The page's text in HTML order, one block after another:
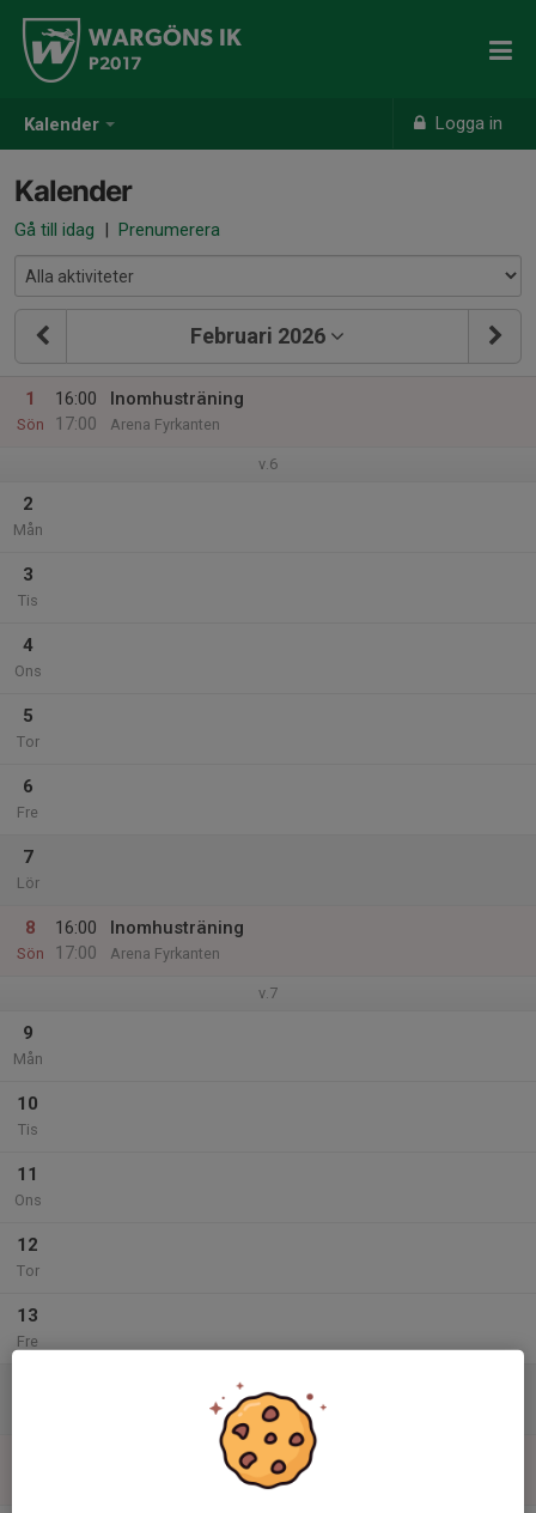
Kalender Logga in
WARGÖNS IK
P2017
Kalender
Gå till idag | Prenumerera
Februari 2026
1
Sön
16:00
17:00
Inomhusträning
Arena Fyrkanten
v.6
2
Mån
3
Tis
4
Ons
5
Tor
6
Fre
7
Lör
8
Sön
16:00
17:00
Inomhusträning
Arena Fyrkanten
v.7
9
Mån
10
Tis
11
Ons
12
Tor
13
Fre
Inomhusträning